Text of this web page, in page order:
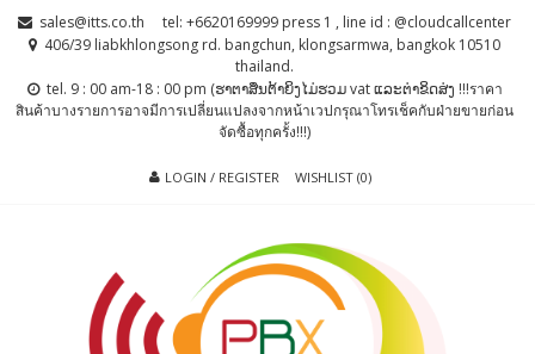
Skip
Skip sales@itts.co.th
tel: +6620169999 press 1 , line id : @cloudcallcenter
406/39 liabkhlongsong rd. bangchun, klongsarmwa, bangkok 10510
thailand.
tel. 9 : 00 am-18 : 00 pm (ຮາຕາສຶນຕ້າຍິງໄມ່ຮວມ vat ແລະຕ່າຂິດສ່ງ !!!ราคา
สินค้าบางรายการอาจมีการเปลี่ยนแปลงจากหน้าเวปกรุณาโทรเช็คกับฝ่ายขายก่อน
จัดซื้อทุกครั้ง!!!)
LOGIN / REGISTER WISHLIST (0)